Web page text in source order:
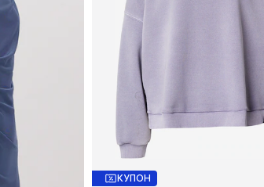
КУПОН